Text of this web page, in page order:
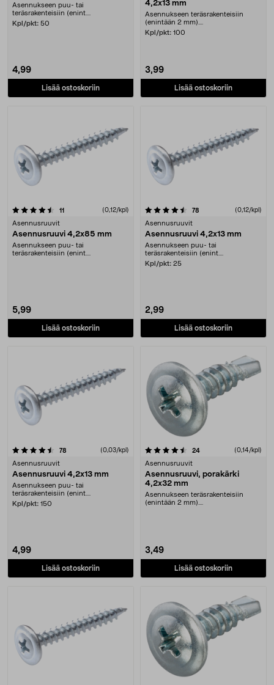
Asennukseen puu- tai
teräsrakenteisiin (enint....
Kpl/pkt: 50
4,99
Lisää ostoskoriin
4,2x13 mm
Asennukseen teräsrakenteisiin
(enintään 2 mm)....
Kpl/pkt: 100
3,99
Lisää ostoskoriin
11 (0,12/kpl)
Asennusruuvit
Asennusruuvi 4,2x85 mm
Asennukseen puu- tai
teräsrakenteisiin (enint....
5,99
Lisää ostoskoriin
4.5 viidestä tähdestä 78 (0,12/kpl)
Asennusruuvit
Asennusruuvi 4,2x13 mm
Asennukseen puu- tai
teräsrakenteisiin (enint....
Kpl/pkt: 25
2,99
Lisää ostoskoriin
78 (0,03/kpl)
Asennusruuvit
Asennusruuvi 4,2x13 mm
Asennukseen puu- tai
teräsrakenteisiin (enint....
Kpl/pkt: 150
4,99
Lisää ostoskoriin
4.5 viidestä tähdestä 24arvostelut (0,14/kpl)
Asennusruuvit
Asennusruuvi, porakärki
4,2x32 mm
Asennukseen teräsrakenteisiin
(enintään 2 mm)....
3,49
Lisää ostoskoriin